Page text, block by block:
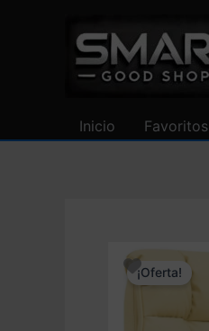
Inicio Favoritos
¡Oferta!